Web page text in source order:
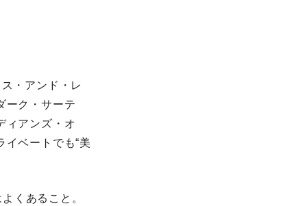
・アンド・レ
ーク・サーテ
ィアンズ・オ
ベートでも“美
くあること。